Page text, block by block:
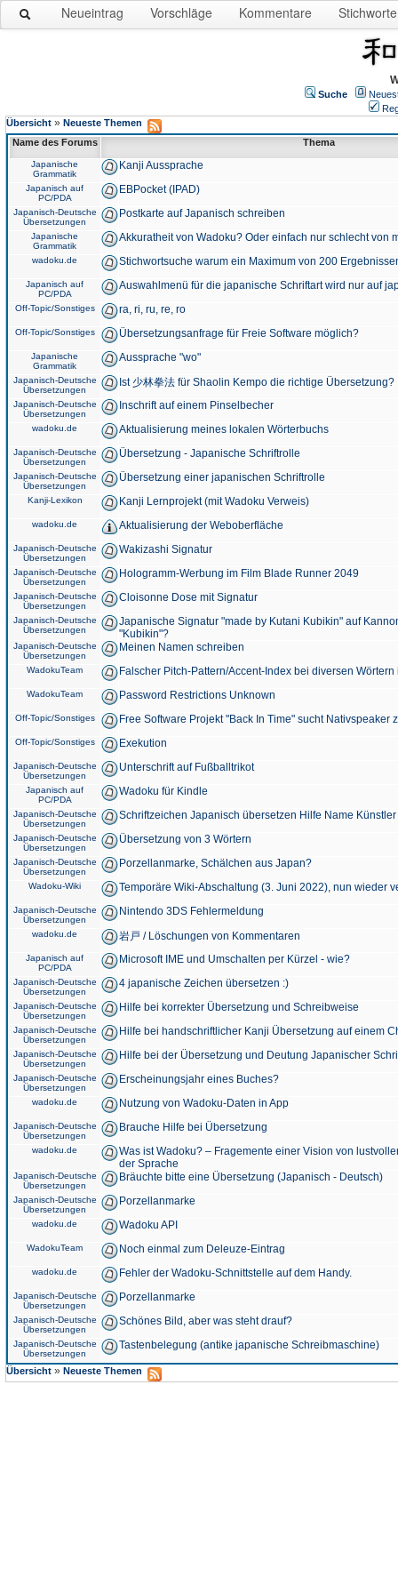
Neueintrag Vorschläge Kommentare Stichworte
Suche
Übersicht » Neueste Themen
Name des Forums
Thema
Japanische
Grammatik
Kanji Aussprache
Japanisch auf
PC/PDA
EBPocket (IPAD)
Japanisch-Deutsche
Übersetzungen
Postkarte auf Japanisch schreiben
Japanische
Grammatik
Akkuratheit von Wadoku? Oder einfach nur schlecht von
wadoku.de Stichwortsuche warum ein Maximum von 200
Japanisch auf
PC/PDA
Auswahlmenü für die japanische Schriftart wird nur auf
Off-Topic/Sonstiges ra, ri, ru, re, ro
Off-Topic/Sonstiges Übersetzungsanfrage für Freie Software möglich?
Japanische
Grammatik
Aussprache "wo"
Japanisch-Deutsche
Übersetzungen
Ist 少林拳法 für Shaolin Kempo die richtige Übersetzung?
Japanisch-Deutsche
Übersetzungen
Inschrift auf einem Pinselbecher
wadoku.de Aktualisierung meines lokalen Wörterbuchs
Japanisch-Deutsche
Übersetzungen
Übersetzung - Japanische Schriftrolle
Japanisch-Deutsche
Übersetzungen
Übersetzung einer japanischen Schriftrolle
Kanji-Lexikon Kanji Lernprojekt (mit Wadoku Verweis)
wadoku.de Aktualisierung der Weboberfläche
Japanisch-Deutsche
Übersetzungen
Wakizashi Signatur
Japanisch-Deutsche
Übersetzungen
Hologramm-Werbung im Film Blade Runner 2049
Japanisch-Deutsche
Übersetzungen
Cloisonne Dose mit Signatur
Japanisch-Deutsche
Übersetzungen
Japanische Signatur "made by Kutani Kubikin" auf
"Kubikin"?
Japanisch-Deutsche
Übersetzungen
Meinen Namen schreiben
WadokuTeam Falscher Pitch-Pattern/Accent-Index bei diversen
WadokuTeam Password Restrictions Unknown
Off-Topic/Sonstiges Free Software Projekt "Back In Time" sucht Nativspeaker
Off-Topic/Sonstiges Exekution
Japanisch-Deutsche
Übersetzungen
Unterschrift auf Fußballtrikot
Japanisch auf
PC/PDA
Wadoku für Kindle
Japanisch-Deutsche
Übersetzungen
Schriftzeichen Japanisch übersetzen Hilfe Name
Japanisch-Deutsche
Übersetzungen
Übersetzung von 3 Wörtern
Japanisch-Deutsche
Übersetzungen
Porzellanmarke, Schälchen aus Japan?
Wadoku-Wiki Temporäre Wiki-Abschaltung (3. Juni 2022), nun wieder
Japanisch-Deutsche
Übersetzungen
Nintendo 3DS Fehlermeldung
wadoku.de 岩戸 / Löschungen von Kommentaren
Japanisch auf
PC/PDA
Microsoft IME und Umschalten per Kürzel - wie?
Japanisch-Deutsche
Übersetzungen
4 japanische Zeichen übersetzen :)
Japanisch-Deutsche
Übersetzungen
Hilfe bei korrekter Übersetzung und Schreibweise
Japanisch-Deutsche
Übersetzungen
Hilfe bei handschriftlicher Kanji Übersetzung auf einem
Japanisch-Deutsche
Übersetzungen
Hilfe bei der Übersetzung und Deutung Japanischer
Japanisch-Deutsche
Übersetzungen
Erscheinungsjahr eines Buches?
wadoku.de Nutzung von Wadoku-Daten in App
Japanisch-Deutsche
Übersetzungen
Brauche Hilfe bei Übersetzung
wadoku.de
Was ist Wadoku? – Fragemente einer Vision von
der Sprache
Japanisch-Deutsche
Übersetzungen
Bräuchte bitte eine Übersetzung (Japanisch - Deutsch)
Japanisch-Deutsche
Übersetzungen
Porzellanmarke
wadoku.de Wadoku API
WadokuTeam Noch einmal zum Deleuze-Eintrag
wadoku.de Fehler der Wadoku-Schnittstelle auf dem Handy.
Japanisch-Deutsche
Übersetzungen
Porzellanmarke
Japanisch-Deutsche
Übersetzungen
Schönes Bild, aber was steht drauf?
Japanisch-Deutsche
Übersetzungen
Tastenbelegung (antike japanische Schreibmaschine)
Übersicht » Neueste Themen